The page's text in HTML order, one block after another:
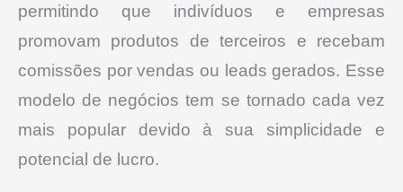
permitindo que indivíduos e empresas
promovam produtos de terceiros e recebam
comissões por vendas ou leads gerados. Esse
modelo de negócios tem se tornado cada vez
mais popular devido à sua simplicidade e
potencial de lucro.